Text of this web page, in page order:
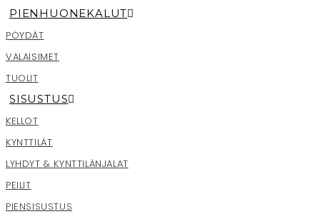
PIENHUONEKALUT
PÖYDÄT
VALAISIMET
TUOLIT
SISUSTUS
KELLOT
KYNTTILÄT
LYHDYT & KYNTTILÄNJALAT
PEILIT
PIENSISUSTUS